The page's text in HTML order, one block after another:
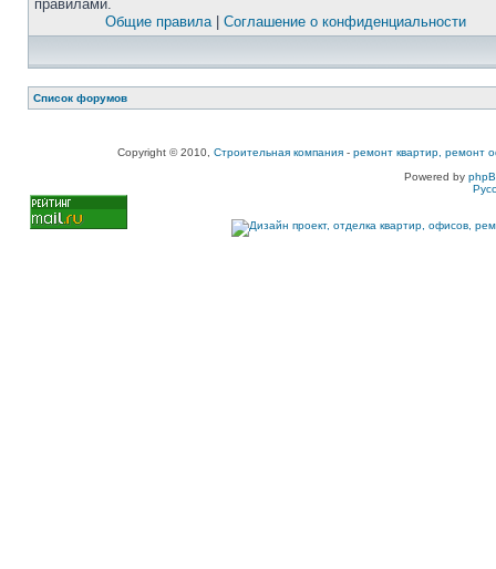
правилами.
Общие правила| Соглашение о конфиденциальности
Список форумов
Copyright © 2010, Строительная компания - ремонт квартир, ремонт
Powered by